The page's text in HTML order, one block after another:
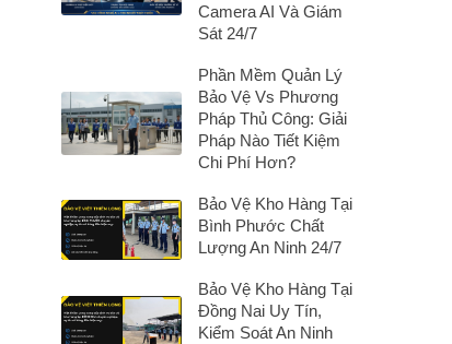
Camera AI Và Giám
Sát 24/7
Phần Mềm Quản Lý
Bảo Vệ Vs Phương
Pháp Thủ Công: Giải
Pháp Nào Tiết Kiệm
Chi Phí Hơn?
Bảo Vệ Kho Hàng Tại
Bình Phước Chất
Lượng An Ninh 24/7
Bảo Vệ Kho Hàng Tại
Đồng Nai Uy Tín,
Kiểm Soát An Ninh